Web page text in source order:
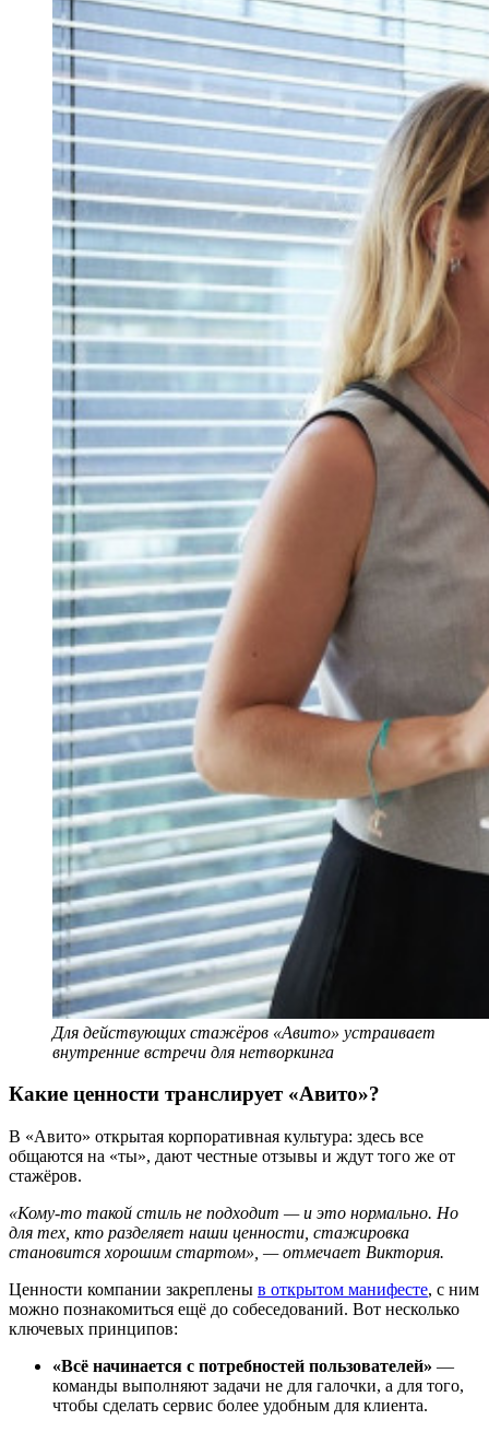
Для действующих стажёров «Авито» устраивает
внутренние встречи для нетворкинга
Какие ценности транслирует «Авито»?
В «Авито» открытая корпоративная культура: здесь все
общаются на «ты», дают честные отзывы и ждут того же от
стажёров.
«Кому-то такой стиль не подходит — и это нормально. Но
для тех, кто разделяет наши ценности, стажировка
становится хорошим стартом», — отмечает Виктория.
Ценности компании закреплены в открытом манифесте, с ним
можно познакомиться ещё до собеседований. Вот несколько
ключевых принципов:
«Всё начинается с потребностей пользователей» —
команды выполняют задачи не для галочки, а для того,
чтобы сделать сервис более удобным для клиента.